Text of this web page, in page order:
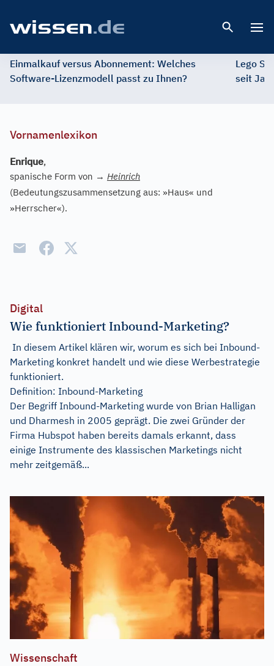
Einmalkauf versus Abonnement: Welches
Software-Lizenzmodell passt zu Ihnen?
Lego
seit
Vornamenlexikon
Enrique,
spanische Form von → Heinrich
(Bedeutungszusammensetzung aus: »Haus« und
»Herrscher«).
Digital
Wie funktioniert Inbound-Marketing?
In diesem Artikel klären wir, worum es sich bei Inbound-
Marketing konkret handelt und wie diese Werbestrategie
funktioniert.
Definition: Inbound-Marketing
Der Begriff Inbound-Marketing wurde von Brian Halligan
und Dharmesh in 2005 geprägt. Die zwei Gründer der
Firma Hubspot haben bereits damals erkannt, dass
einige Instrumente des klassischen Marketings nicht
mehr zeitgemäß...
Wissenschaft